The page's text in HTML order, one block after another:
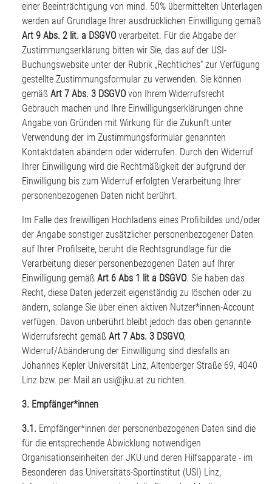
einer Beeinträchtigung von mind. 50% übermittelten Unterlagen
werden auf Grundlage Ihrer ausdrücklichen Einwilligung gemäß
Art 9 Abs. 2 lit. a DSGVOverarbeitet. Für die Abgabe der
Zustimmungserklärung bitten wir Sie, das auf der USI-
Buchungswebsite unter der Rubrik „Rechtliches“ zur Verfügung
gestellte Zustimmungsformular zu verwenden. Sie können
gemäß Art 7 Abs. 3 DSGVOvon Ihrem Widerrufsrecht
Gebrauch machen und Ihre Einwilligungserklärungen ohne
Angabe von Gründen mit Wirkung für die Zukunft unter
Verwendung der im Zustimmungsformular genannten
Kontaktdaten abändern oder widerrufen. Durch den Widerruf
Ihrer Einwilligung wird die Rechtmäßigkeit der aufgrund der
Einwilligung bis zum Widerruf erfolgten Verarbeitung Ihrer
personenbezogenen Daten nicht berührt.
Im Falle des freiwilligen Hochladens eines Profilbildes und/oder
der Angabe sonstiger zusätzlicher personenbezogener Daten
auf Ihrer Profilseite, beruht die Rechtsgrundlage für die
Verarbeitung dieser personenbezogenen Daten auf Ihrer
Einwilligung gemäß Art 6 Abs 1 lit a DSGVO. Sie haben das
Recht, diese Daten jederzeit eigenständig zu löschen oder zu
ändern, solange Sie über einen aktiven Nutzer*innen-Account
verfügen. Davon unberührt bleibt jedoch das oben genannte
Widerrufsrecht gemäß Art 7 Abs. 3 DSGVO;
Widerruf/Abänderung der Einwilligung sind diesfalls an
Johannes Kepler Universität Linz, Altenberger Straße 69, 4040
Linz bzw. per Mail an usi@jku.at zu richten.
3. Empfänger*innen
3.1. Empfänger*innen der personenbezogenen Daten sind die
für die entsprechende Abwicklung notwendigen
Organisationseinheiten der JKU und deren Hilfsapparate - im
Besonderen das Universitäts-Sportinstitut (USI) Linz,